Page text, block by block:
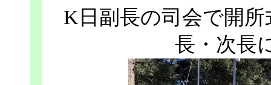
K日副長の司会で開
長・次長